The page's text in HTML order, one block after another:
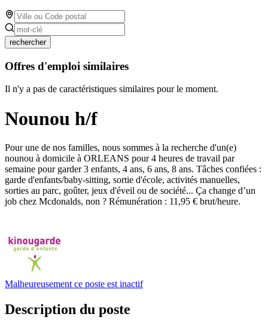
rechercher
Offres d'emploi similaires
Il n'y a pas de caractéristiques similaires pour le moment.
Nounou h/f
Pour une de nos familles, nous sommes à la recherche d'un(e)
nounou à domicile à ORLEANS pour 4 heures de travail par
semaine pour garder 3 enfants, 4 ans, 6 ans, 8 ans. Tâches confiées :
garde d'enfants/baby-sitting, sortie d'école, activités manuelles,
sorties au parc, goûter, jeux d'éveil ou de société... Ça change d’un
job chez Mcdonalds, non ? Rémunération : 11,95 € brut/heure.
Malheureusement ce poste est inactif
Description du poste